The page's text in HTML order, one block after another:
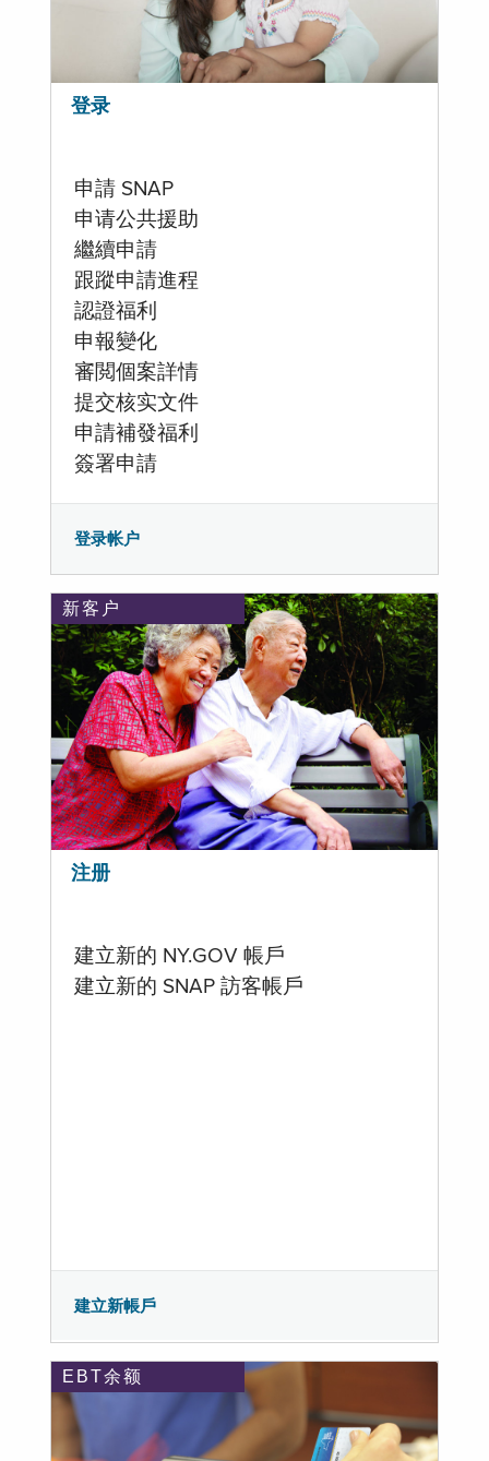
登录
申請 SNAP
申请公共援助
繼續申請
跟蹤申請進程
認證福利
申報變化
審閲個案詳情
提交核实文件
申請補發福利
簽署申請
登录帐户
新客户
注册
建立新的 NY.GOV 帳戶
建立新的 SNAP 訪客帳戶
建立新帳戶
EBT余额